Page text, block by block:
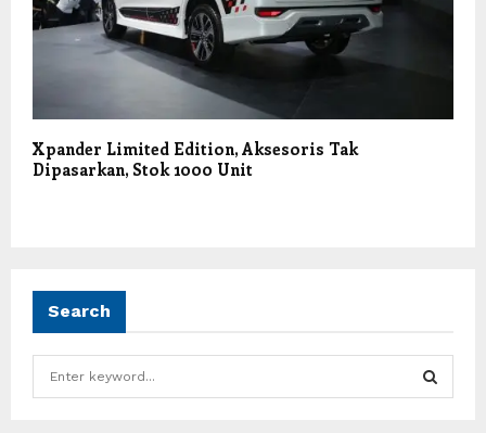
Xpander Limited Edition, Aksesoris Tak
Dipasarkan, Stok 1000 Unit
Search